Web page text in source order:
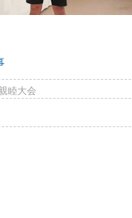
睦大会